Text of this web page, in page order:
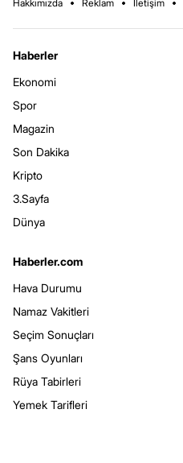
Hakkımızda Reklam İletişim
Haberler
Ekonomi
Spor
Magazin
Son Dakika
Kripto
3.Sayfa
Dünya
Haberler.com
Hava Durumu
Namaz Vakitleri
Seçim Sonuçları
Şans Oyunları
Rüya Tabirleri
Yemek Tarifleri